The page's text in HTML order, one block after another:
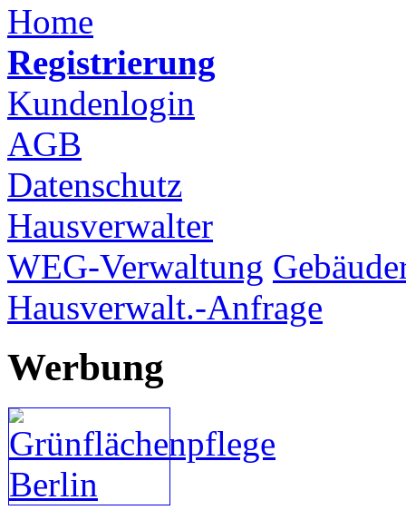
Home
Registrierung
Kundenlogin
AGB
Datenschutz
Hausverwalter
WEG-Verwaltung
Hausverwalt.-Anfrage
Werbung